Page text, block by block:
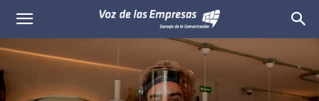
Voz
de
las